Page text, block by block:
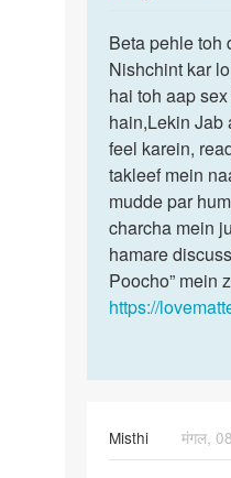
to
meri
patni
Ka
uterus
Ka…
by
Govind
Beta
pehle
toh
doctor
se…
Beta pehle toh
Nishchint kar
hai toh aap
hain,Lekin Jab
feel karein,
takleef mein
mudde par
charcha mein
hamare
Poocho” mein
https://
Misthi
मंगल,